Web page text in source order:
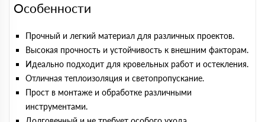
Особенности
Прочный и легкий материал для различных проектов.
Высокая прочность и устойчивость к внешним факторам.
Идеально подходит для кровельных работ и остекления.
Отличная теплоизоляция и светопропускание.
Прост в монтаже и обработке различными
инструментами.